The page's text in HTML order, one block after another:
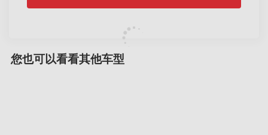
您也可以看看其他车型